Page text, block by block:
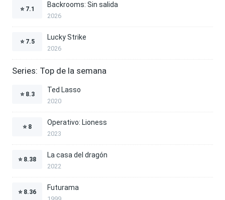
⭐ 7.1
Backrooms: Sin salida
2026
⭐ 7.5
Lucky Strike
2026
Series: Top de la semana
⭐ 8.3
Ted Lasso
2020
⭐ 8
Operativo: Lioness
2023
⭐ 8.38
La casa del dragón
2022
⭐ 8.36
Futurama